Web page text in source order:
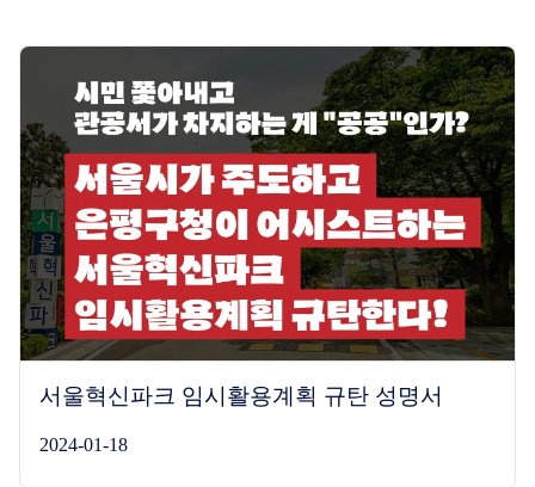
서울혁신파크 임시활용계획 규탄 성명서
2024-01-18